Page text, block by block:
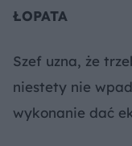
ŁOPATA
Szef uzna, że
niestety nie
wykonanie dać